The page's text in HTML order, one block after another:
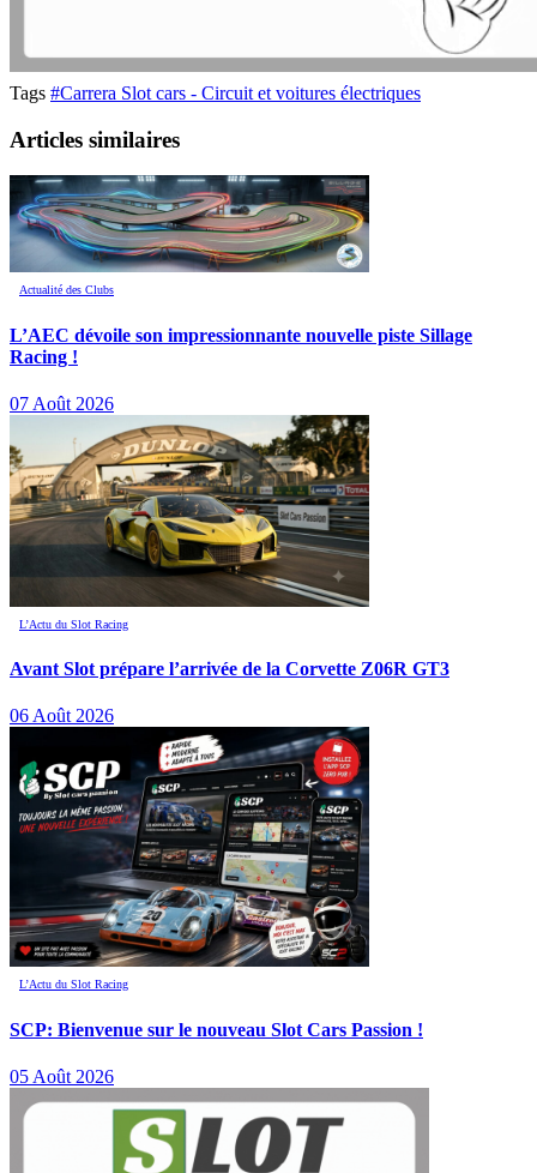
Tags #Carrera Slot cars - Circuit et voitures électriques
Articles similaires
Actualité des Clubs
L’AEC dévoile son impressionnante nouvelle piste Sillage
Racing !
07 Août 2026
L’Actu du Slot Racing
Avant Slot prépare l’arrivée de la Corvette Z06R GT3
06 Août 2026
L’Actu du Slot Racing
SCP: Bienvenue sur le nouveau Slot Cars Passion !
05 Août 2026